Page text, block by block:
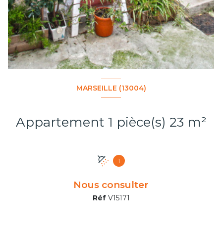
MARSEILLE (13004)
Appartement 1 pièce(s) 23 m²
1
Nous consulter
Réf V15171